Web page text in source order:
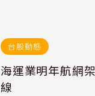
台股動態
海運業明年航網
線